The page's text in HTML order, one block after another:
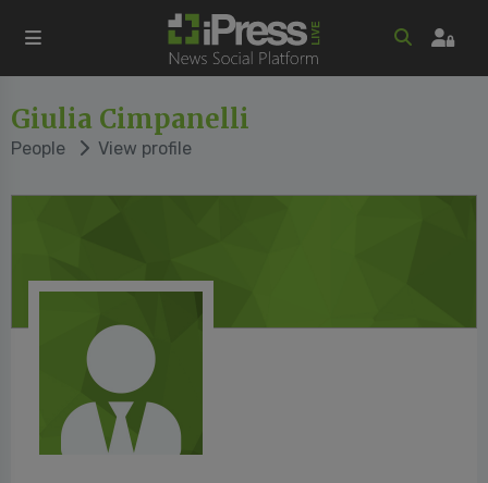
Giulia Cimpanelli
People View profile